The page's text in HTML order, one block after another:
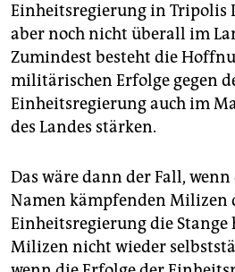
Einheitsregierung in Tripolis
aber noch nicht überall im
Zumindest besteht die
militärischen Erfolge gegen
Einheitsregierung auch im
des Landes stärken.
Das wäre dann der Fall,
Namen kämpfenden Milizen
Einheitsregierung die
Milizen nicht wieder